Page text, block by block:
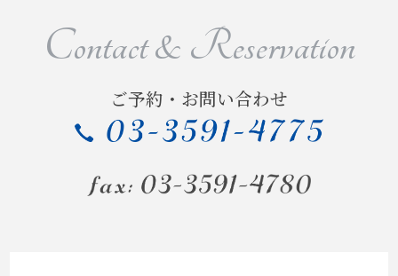
お疲れ様でした
出演しました～
いよいよ
ホテルオークラ閉館
Contact & Reservation
ご予約・お問い合わせ